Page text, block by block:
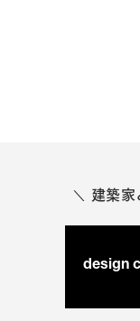
＼ 建築家
design